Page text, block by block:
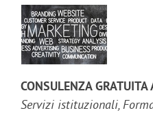
CONSULENZA GRATUITA
Servizi istituzionali,